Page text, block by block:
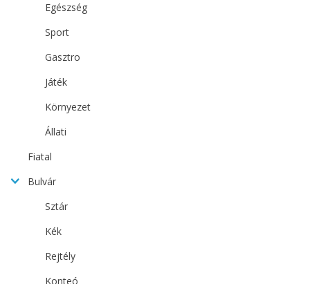
Egészség
Sport
Gasztro
Játék
Környezet
Állati
Fiatal
Bulvár
Sztár
Kék
Rejtély
Konteó